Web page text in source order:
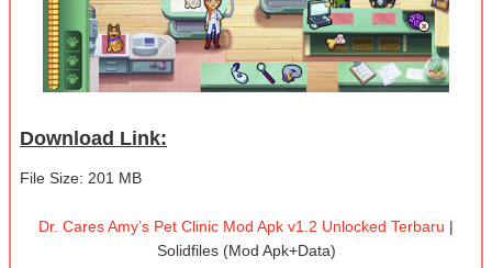
Download Link:
File Size: 201 MB
Dr. Cares Amy’s Pet Clinic Mod Apk v1.2 Unlocked Terbaru |
Solidfiles (Mod Apk+Data)